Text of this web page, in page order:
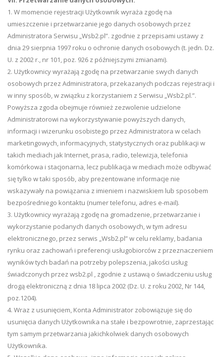
1. W momencie rejestracji Użytkownik wyraża zgodę na
umieszczenie i przetwarzanie jego danych osobowych przez
Administratora Serwisu „Wsb2.pl”. zgodnie z przepisami ustawy z
dnia 29 sierpnia 1997 roku o ochronie danych osobowych (t. jedn. Dz.
U. z 2002 r., nr 101, poz. 926 z późniejszymi zmianami).
2. Użytkownicy wyrażają zgodę na przetwarzanie swych danych
osobowych przez Administratora, przekazanych podczas rejestracji i
w inny sposób, w związku z korzystaniem z Serwisu „Wsb2.pl.”.
Powyższa zgoda obejmuje również zezwolenie udzielone
Administratorowi na wykorzystywanie powyższych danych,
informacji i wizerunku osobistego przez Administratora w celach
marketingowych, informacyjnych, statystycznych oraz publikacji w
takich mediach jak Internet, prasa, radio, telewizja, telefonia
komórkowa i stacjonarna, lecz publikacja w mediach może odbywać
się tylko w taki sposób, aby prezentowane informacje nie
wskazywały na powiązania z imieniem i nazwiskiem lub sposobem
bezpośredniego kontaktu (numer telefonu, adres e-mail).
3. Użytkownicy wyrażają zgodę na gromadzenie, przetwarzanie i
wykorzystanie podanych danych osobowych, w tym adresu
elektronicznego, przez serwis „Wsb2.pl” w celu reklamy, badania
rynku oraz zachowań i preferencji usługobiorców z przeznaczeniem
wyników tych badań na potrzeby polepszenia, jakości usług
świadczonych przez wsb2.pl , zgodnie z ustawą o świadczeniu usług
drogą elektroniczną z dnia 18 lipca 2002 (Dz. U. z roku 2002, Nr 144,
poz.1204).
4. Wraz z usunięciem, Konta Administrator zobowiązuje się do
usunięcia danych Użytkownika na stałe i bezpowrotnie, zaprzestając
tym samym przetwarzania jakichkolwiek danych osobowych
Użytkownika.